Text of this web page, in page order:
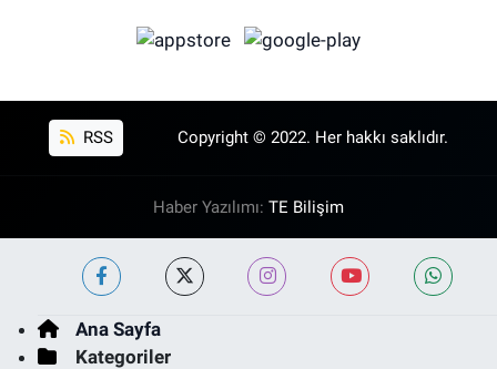
RSS Copyright © 2022. Her hakkı saklıdır.
Haber Yazılımı: TE Bilişim
Ana Sayfa
Kategoriler